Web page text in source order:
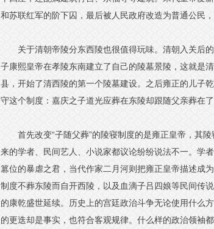
和苏联红军的阶下囚，最后被人民政府改造为普通公民
关于清朝帝陵分东西陵也很值得玩味。清朝入关后
子康熙皇帝在孝陵东南建立了自己的陵墓景陵，这就是
县，开始了清西陵的第一个陵墓建设。之后雍正的儿子
守这个制度：嘉庆之子道光应葬在东陵却跟随父亲葬在
首先改变“子随父葬”的陵寝制度的是雍正皇帝，其
来的学者、民间艺人、小说家都议论纷纷说法不一。学
篡位的暴虐之君，当代作家二月河则把雍正皇帝描述成
制度不葬东陵而自开西陵，以及血滴子吕四娘等民间传
的康乾盛世延续。历史上的宫廷政治斗争无论使用什么
的更迭却是事实，也符合客观规律。什么样的政治领袖